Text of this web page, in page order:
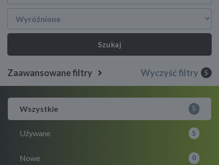
Szukaj
Zaawansowane filtry Wyczyść filtry 5
Wszystkie 5
Używane 5
Nowe 0